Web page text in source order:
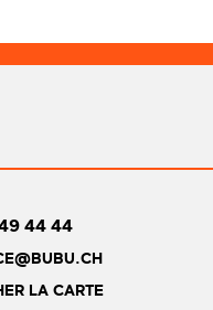
44 44
LA CARTE